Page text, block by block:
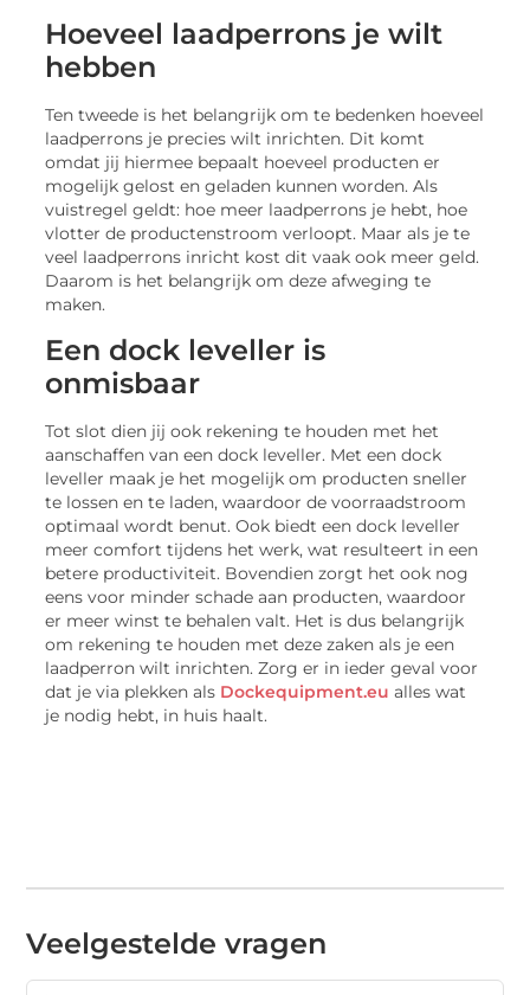
Hoeveel laadperrons je wilt
hebben
Ten tweede is het belangrijk om te bedenken hoeveel
laadperrons je precies wilt inrichten. Dit komt
omdat jij hiermee bepaalt hoeveel producten er
mogelijk gelost en geladen kunnen worden. Als
vuistregel geldt: hoe meer laadperrons je hebt, hoe
vlotter de productenstroom verloopt. Maar als je te
veel laadperrons inricht kost dit vaak ook meer geld.
Daarom is het belangrijk om deze afweging te
maken.
Een dock leveller is
onmisbaar
Tot slot dien jij ook rekening te houden met het
aanschaffen van een dock leveller. Met een dock
leveller maak je het mogelijk om producten sneller
te lossen en te laden, waardoor de voorraadstroom
optimaal wordt benut. Ook biedt een dock leveller
meer comfort tijdens het werk, wat resulteert in een
betere productiviteit. Bovendien zorgt het ook nog
eens voor minder schade aan producten, waardoor
er meer winst te behalen valt. Het is dus belangrijk
om rekening te houden met deze zaken als je een
laadperron wilt inrichten. Zorg er in ieder geval voor
dat je via plekken als Dockequipment.eu alles wat
je nodig hebt, in huis haalt.
Veelgestelde vragen